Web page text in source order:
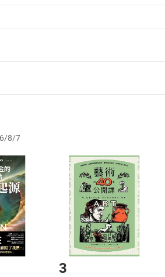
暨通訊交易解除權合理例外情事適用
悉本店鋪所銷售之商品為電子書，
款。
請登入樂天市場，並於「我的訂單
審核通過後將為您辦理退款事宜。
行取消/退貨，恕無法以單支商品取
物車
cart
登入帳號
Login
Step2.登入
8/7
3